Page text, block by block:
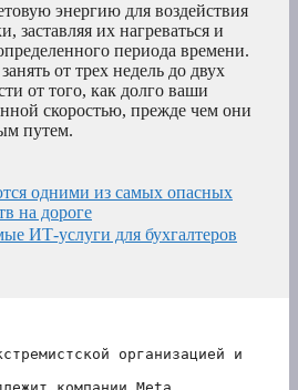
энергию для воздействия
заставляя их нагреваться и
периода времени.
от трех недель до двух
от того, как долго ваши
скоростью, прежде чем они
путем.
одними из самых опасных
на дороге
ИТ-услуги для бухгалтеров
организацией и